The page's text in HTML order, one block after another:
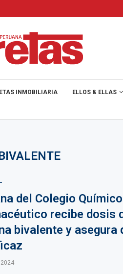
INMOBILIARIA ELLOS & ELLAS
del Colegio Químico
recibe dosis
bivalente y asegura